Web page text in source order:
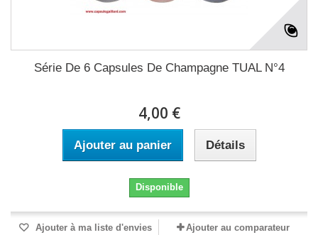
Série De 6 Capsules De Champagne TUAL N°4
4,00 €
Ajouter au panier Détails
Disponible
Ajouter à ma liste d'envies Ajouter au comparateur